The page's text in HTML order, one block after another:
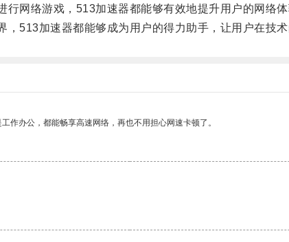
网络游戏，513加速器都能够有效地提升用户的网络体
加速器都能够成为用户的得力助手，让用户在技术
作办公，都能畅享高速网络，再也不用担心网速卡顿了。